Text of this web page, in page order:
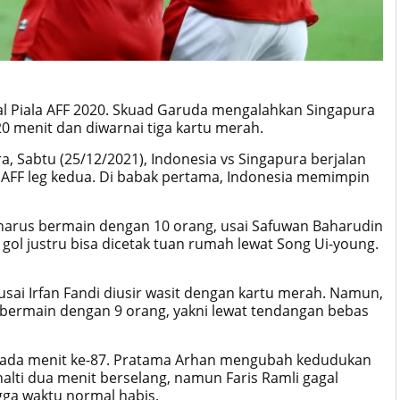
AFF 2020. Skuad Garuda mengalahkan Singapura
menit dan diwarnai tiga kartu merah.
Sabtu (25/12/2021), Indonesia vs Singapura berjalan
leg kedua. Di babak pertama, Indonesia memimpin
bermain dengan 10 orang, usai Safuwan Baharudin
justru bisa dicetak tuan rumah lewat Song Ui-young.
Irfan Fandi diusir wasit dengan kartu merah. Namun,
dengan 9 orang, yakni lewat tendangan bebas
menit ke-87. Pratama Arhan mengubah kedudukan
dua menit berselang, namun Faris Ramli gagal
waktu normal habis.